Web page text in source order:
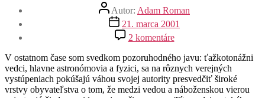
Autor
článku
Autor: Adam Roman
Dátum
článku
21. marca 2001
2 komentárena
O
postoji
niektorých
vedcov
k
V ostatnom čase som svedkom pozoruhodného javu: ťažkotonážni
vedci, hlavne astronómovia a fyzici, sa na rôznych verejných
vystúpeniach pokúšajú váhou svojej autority presvedčiť široké
vrstvy obyvateľstva o tom, že medzi vedou a náboženskou vierou